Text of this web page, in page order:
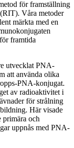
för framställning
Våra metoder
märkta med en
framtida
utvecklat PNA-
att använda olika
PNA-konjugat.
av radioaktivitet i
för strålning
Här visade
primära och
uppnås med PNA-